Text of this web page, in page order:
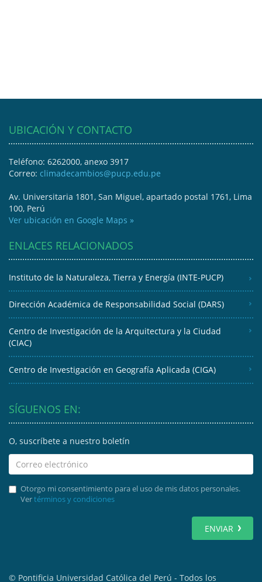
UBICACIÓN Y CONTACTO
Teléfono: 6262000, anexo 3917
Correo: climadecambios@pucp.edu.pe
Av. Universitaria 1801, San Miguel, apartado postal 1761, Lima
100, Perú
Ver ubicación en Google Maps »
ENLACES RELACIONADOS
Instituto de la Naturaleza, Tierra y Energía (INTE-PUCP)
Dirección Académica de Responsabilidad Social (DARS)
Centro de Investigación de la Arquitectura y la Ciudad
(CIAC)
Centro de Investigación en Geografía Aplicada (CIGA)
SÍGUENOS EN:
O, suscríbete a nuestro boletín
Otorgo mi consentimiento para el uso de mis datos personales.
Vertérminos y condiciones
ENVIAR
© Pontificia Universidad Católica del Perú - Todos los